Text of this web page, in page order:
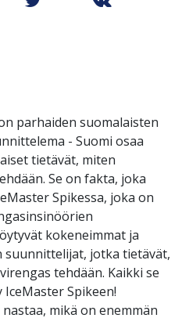
parhaiden suomalaisten
- Suomi osaa
tietävät, miten
Se on fakta, joka
Spikessa, joka on
kokeneimmat ja
suunnittelijat, jotka tietävät,
tehdään. Kaikki se
Spikeen!
mikä on enemmän